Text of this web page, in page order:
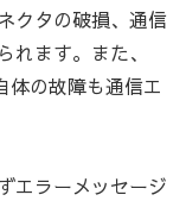
クタの破損、通信
ます。また、
体の故障も通信エ
エラーメッセージ